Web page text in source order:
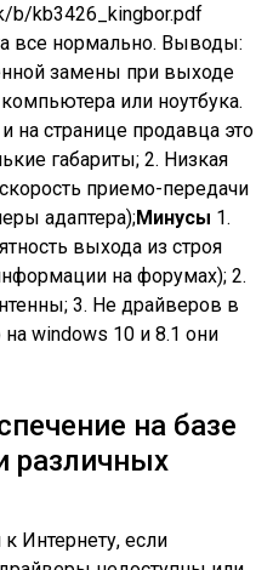
b/kb3426_kingbor.pdf
все нормально. Выводы:
замены при выходе
или ноутбука.
на странице продавца это
габариты; 2. Низкая
приемо-передачи
адаптера);Минусы 1.
выхода из строя
на форумах); 2.
3. Не драйверов в
windows 10 и 8.1 они
на базе
различных
Интернету, если